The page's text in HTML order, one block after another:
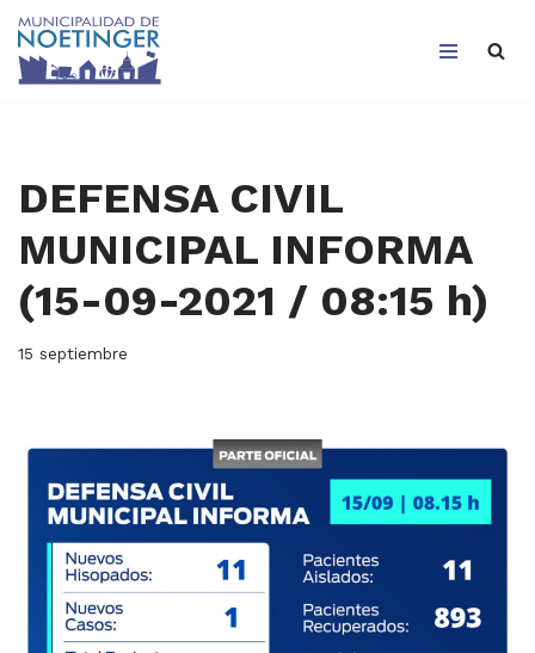
Saltar
DEFENSA CIVIL
MUNICIPAL INFORMA
(15-09-2021 / 08:15 h)
15 septiembre